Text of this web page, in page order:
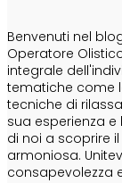
Benvenuti nel
Operatore
integrale
tematiche come
tecniche di
sua esperienza
di noi a scoprire
armoniosa.
consapevolezza